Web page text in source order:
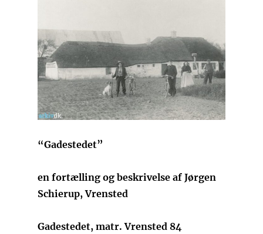
“Gadestedet”
en fortælling og beskrivelse af Jørgen
Schierup, Vrensted
Gadestedet, matr. Vrensted 84